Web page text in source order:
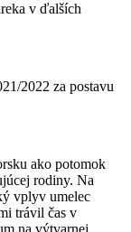
v ďalších
2022 za postavu
ako potomok
rodiny. Na
vplyv umelec
trávil čas v
na výtvarnej